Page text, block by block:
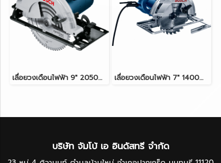
เลื่อยวงเดือนไฟฟ้า 9" 2050W. BOSCH รุ่น GKS 235 TURBO เลื่อยวงเดือนไฟฟ้า 7" 1400W. BOSCH รุ่น GKS 140
บริษัท จัมโบ้ เอ อินดัสทรี จำกัด